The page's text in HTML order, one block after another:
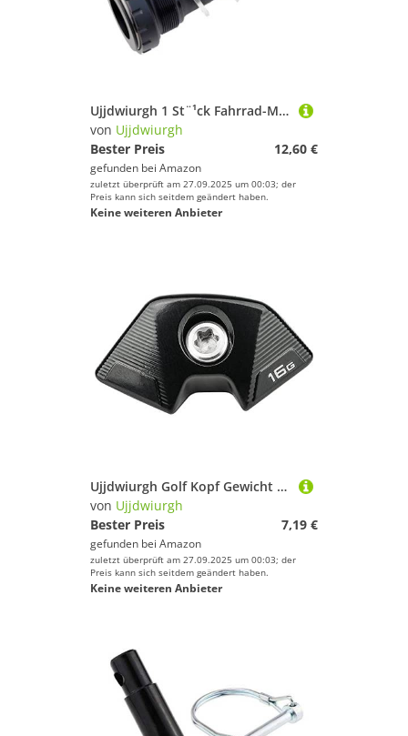
Ujjdwiurgh 1 St¨¹ck Fahrrad-Mittels?ULE f¨¹r Einteilige Scheiben, Fahrrad-Ersatzzubeh?r f¨¹r Fahrradausr¨¹Stung
von Ujjdwiurgh
Bester Preis
12,60 €
gefunden bei Amazon
zuletzt überprüft am 27.09.2025 um 00:03; der
Preis kann sich seitdem geändert haben.
Keine weiteren Anbieter
Ujjdwiurgh Golf Kopf Gewicht Kompatibel f¨¹r SIM 2 Driver 6/8/12/16/18 Gramm,16G
von Ujjdwiurgh
Bester Preis
7,19 €
gefunden bei Amazon
zuletzt überprüft am 27.09.2025 um 00:03; der
Preis kann sich seitdem geändert haben.
Keine weiteren Anbieter